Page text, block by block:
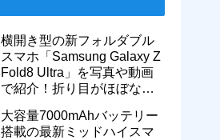
横開き型の新フォルダブル
スマホ「Samsung Galaxy Z
Fold8 Ultra」を写真や動画
で紹介！折り目がほぼない
ト】
大容量7000mAhバッテリー
搭載の最新ミッドハイスマ